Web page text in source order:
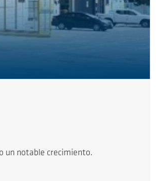
un notable crecimiento.